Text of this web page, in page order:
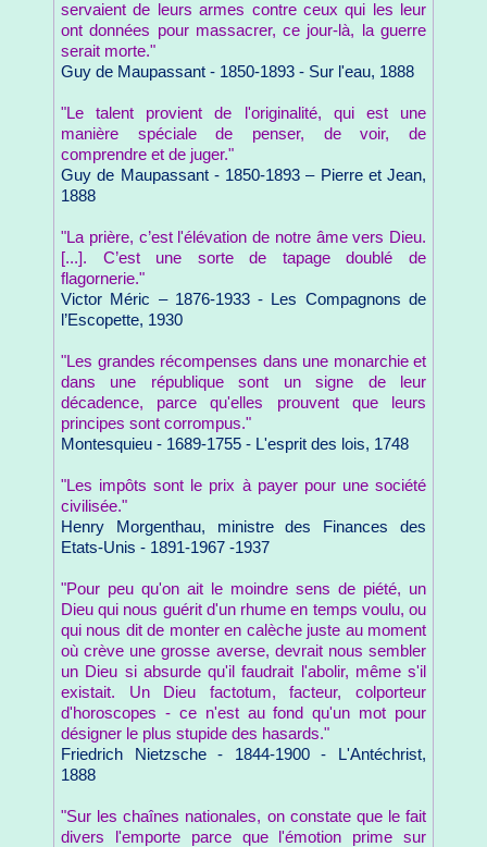
servaient de leurs armes contre ceux qui les leur
ont données pour massacrer, ce jour-là, la guerre
serait morte."
Guy de Maupassant - 1850-1893 - Sur l'eau, 1888
"Le talent provient de l'originalité, qui est une
manière spéciale de penser, de voir, de
comprendre et de juger."
Guy de Maupassant - 1850-1893 – Pierre et Jean,
1888
"La prière, c’est l'élévation de notre âme vers Dieu.
[...]. C’est une sorte de tapage doublé de
flagornerie."
Victor Méric – 1876-1933 - Les Compagnons de
l’Escopette, 1930
"Les grandes récompenses dans une monarchie et
dans une république sont un signe de leur
décadence, parce qu'elles prouvent que leurs
principes sont corrompus."
Montesquieu - 1689-1755 - L'esprit des lois, 1748
"Les impôts sont le prix à payer pour une société
civilisée."
Henry Morgenthau, ministre des Finances des
Etats-Unis - 1891-1967 -1937
"Pour peu qu'on ait le moindre sens de piété, un
Dieu qui nous guérit d'un rhume en temps voulu, ou
qui nous dit de monter en calèche juste au moment
où crève une grosse averse, devrait nous sembler
un Dieu si absurde qu'il faudrait l'abolir, même s'il
existait. Un Dieu factotum, facteur, colporteur
d'horoscopes - ce n'est au fond qu'un mot pour
désigner le plus stupide des hasards."
Friedrich Nietzsche - 1844-1900 - L'Antéchrist,
1888
"Sur les chaînes nationales, on constate que le fait
divers l'emporte parce que l'émotion prime sur